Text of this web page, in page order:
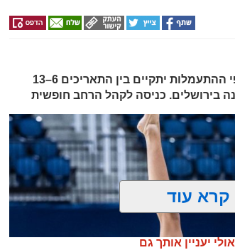
שבוע אליפויות ישראל בענפי ההתעמלות יתקיים בין התאריכים 6–13
קרא עוד
אולי יעניין אותך גם